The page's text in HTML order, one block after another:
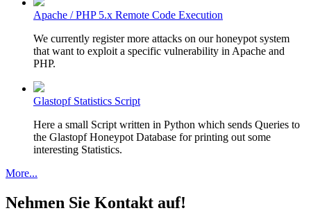
Apache / PHP 5.x Remote Code Execution
We currently register more attacks on our honeypot system
that want to exploit a specific vulnerability in Apache and
PHP.
Glastopf Statistics Script
Here a small Script written in Python which sends Queries to
the Glastopf Honeypot Database for printing out some
interesting Statistics.
More...
Nehmen Sie Kontakt auf!